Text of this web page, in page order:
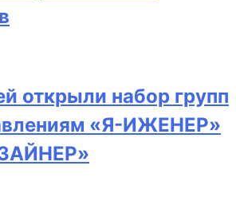
открыли набор групп
«Я-ИЖЕНЕР»